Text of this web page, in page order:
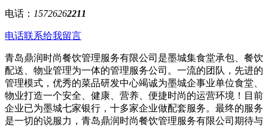
电话： 15726262211
电话联系给我留言
青岛鼎润时尚餐饮管理服务有限公司是墨城集食堂承包、餐饮
配送、物业管理为一体的管理服务公司。一流的团队，先进的
管理模式，优秀的菜品研发中心竭诚为墨城企事业单位食堂、
物业打造一个安全、健康、营养、便捷时尚的运营环境！目前
企业已为墨城七家银行，十多家企业做配套服务。最终的服务
是一切的说服力，青岛鼎润时尚餐饮管理服务有限公司期待与